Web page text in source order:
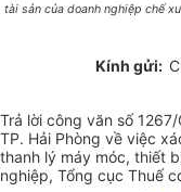
tài sản của doanh nghiệp chế
Kính gửi:
Trả lời công văn số
TP. Hải Phòng về việc
thanh lý máy móc, thiết
nghiệp, Tổng cục Thuế